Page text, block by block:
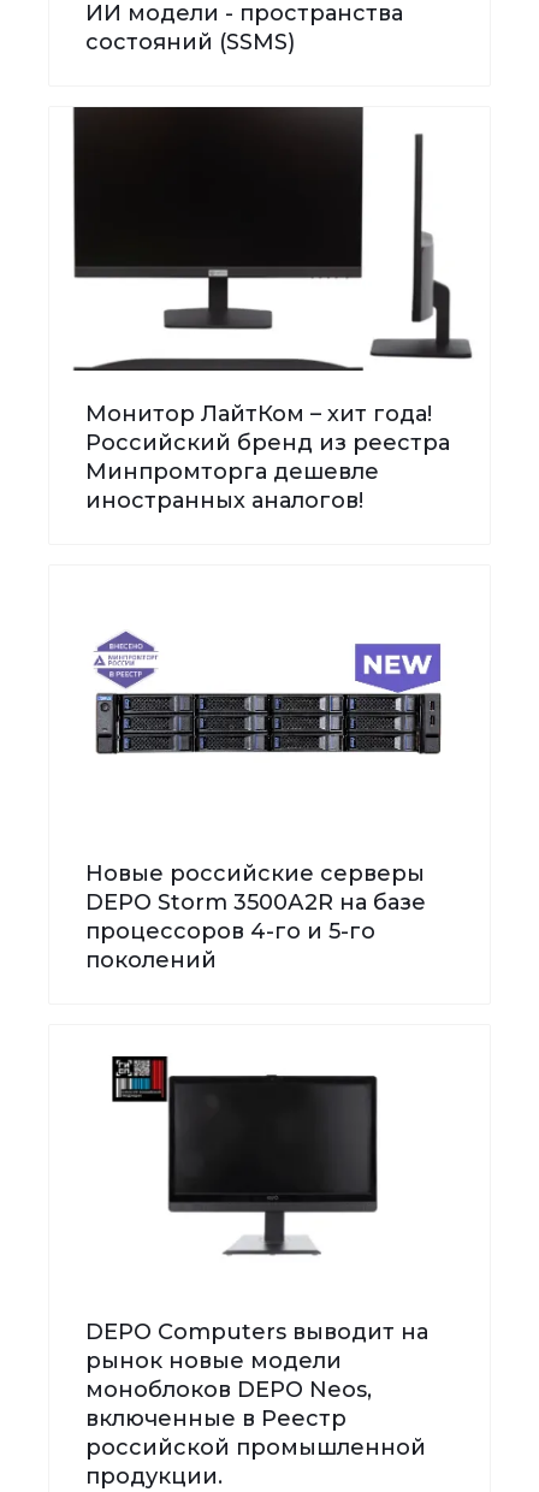
ИИ модели - пространства
состояний (SSMS)
Монитор ЛайтКом – хит года!
Российский бренд из реестра
Минпромторга дешевле
иностранных аналогов!
Новые российские серверы
DEPO Storm 3500А2R на базе
процессоров 4-го и 5-го
поколений
DEPO Computers выводит на
рынок новые модели
моноблоков DEPO Neos,
включенные в Реестр
российской промышленной
продукции.